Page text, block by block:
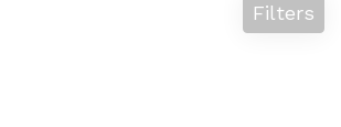
Filters